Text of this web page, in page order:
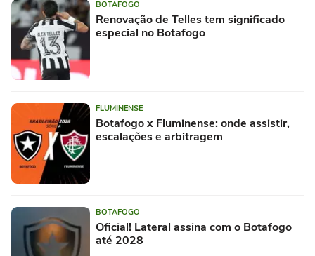
BOTAFOGO
Renovação de Telles tem significado
especial no Botafogo
FLUMINENSE
Botafogo x Fluminense: onde assistir,
escalações e arbitragem
BOTAFOGO
Oficial! Lateral assina com o Botafogo
até 2028